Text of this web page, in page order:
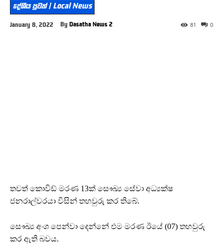
දේශීය පුවත් | Local News
January 8, 2022 By Dasatha News 2 0
81
තවත් කොවිඩ් මරණ 13ක් සෞඛ්‍ය සේවා අධ්‍යක්ෂ
ජනරාල්වරයා විසින් තහවුරු කර තිබේ.
සෞඛ්‍ය අංශ පෙන්වා දෙන්නේ එම මරණ ඊයේ (07) තහවුරු
කර ඇති බවය.